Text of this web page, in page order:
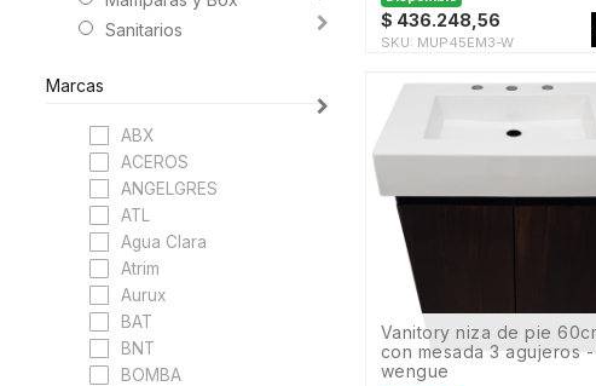
Sanitarios
Marcas
ABX
ACEROS
ANGELGRES
ATL
Agua Clara
Atrim
Aurux
BAT
BNT
BOMBA
$ 436.248,56
SKU: MUP45EM3-W
vanitory niza de pie 60cm
con mesada 3 agujeros -
wengue